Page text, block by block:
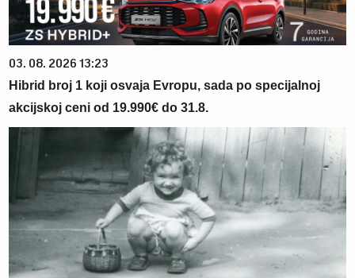
03. 08. 2026 13:23
Hibrid broj 1 koji osvaja Evropu, sada po specijalnoj
akcijskoj ceni od 19.990€ do 31.8.